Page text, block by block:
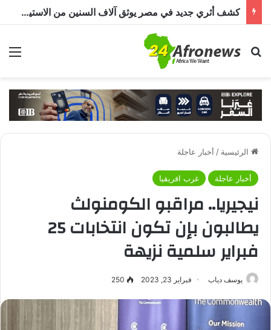
كشف أثري جديد في مصر يوثق آلاف السنين من الاستيطان البشري.. اكتشاف جبانة من عصر ما قبل الأسرات حتى العصرين اليوناني والروماني
بحث عن
الرئيسية / أخبار عاجلة
أخبار عاجلة غرب افريقيا
نيجيريا.. مراقبو الكومنولث
يطالبون بإن تكون انتخابات 25
فبراير سلمية نزيهة
يوسف دياب فبراير 23, 2023 250